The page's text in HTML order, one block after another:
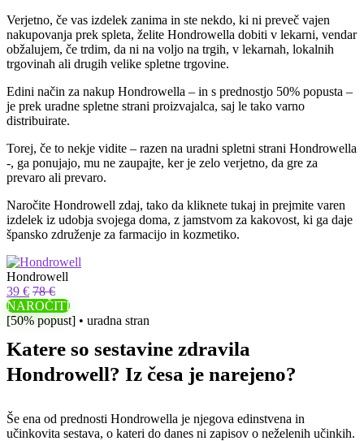
Verjetno, če vas izdelek zanima in ste nekdo, ki ni preveč vajen
nakupovanja prek spleta, želite Hondrowella dobiti v lekarni, vendar
obžalujem, če trdim, da ni na voljo na trgih, v lekarnah, lokalnih
trgovinah ali drugih velike spletne trgovine.
Edini način za nakup Hondrowella – in s prednostjo 50% popusta –
je prek uradne spletne strani proizvajalca, saj le tako varno
distribuirate.
Torej, če to nekje vidite – razen na uradni spletni strani Hondrowella
-, ga ponujajo, mu ne zaupajte, ker je zelo verjetno, da gre za
prevaro ali prevaro.
Naročite Hondrowell zdaj, tako da kliknete tukaj in prejmite varen
izdelek iz udobja svojega doma, z jamstvom za kakovost, ki ga daje
špansko združenje za farmacijo in kozmetiko.
Hondrowell
39 € 78 €
NAROČITI
[50% popust] • uradna stran
Katere so sestavine zdravila
Hondrowell? Iz česa je narejeno?
Še ena od prednosti Hondrowella je njegova edinstvena in
učinkovita sestava, o kateri do danes ni zapisov o neželenih učinkih.